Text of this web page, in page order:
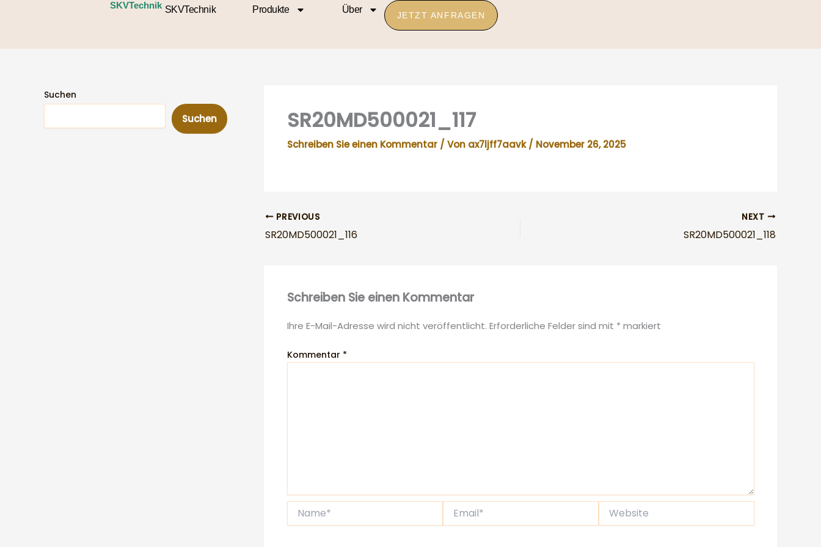
SKVTechnik SKVTechnik Produkte Über
JETZT ANFRAGEN
Suchen
Suchen SR20MD500021_117
Schreiben Sie einen Kommentar / Von ax7ljff7aavk/ November 26, 2025
PREVIOUS
SR20MD500021_116
NEXT
SR20MD500021_118
Schreiben Sie einen Kommentar
Ihre E-Mail-Adresse wird nicht veröffentlicht. Erforderliche Felder sind mit * markiert
Kommentar *
Website